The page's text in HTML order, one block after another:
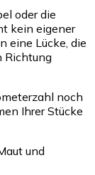
oder die
kein eigener
eine Lücke, die
Richtung
noch
Ihrer Stücke
und